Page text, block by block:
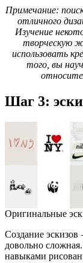
Примечание:
отличного
Изучение
творческую
использовать
того, вы
Шаг 3:
Оригинальные
Создание
довольно
навыками